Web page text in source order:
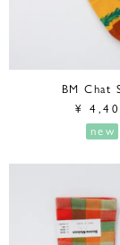
BM Chat
¥
new